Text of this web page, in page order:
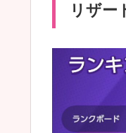
リザー